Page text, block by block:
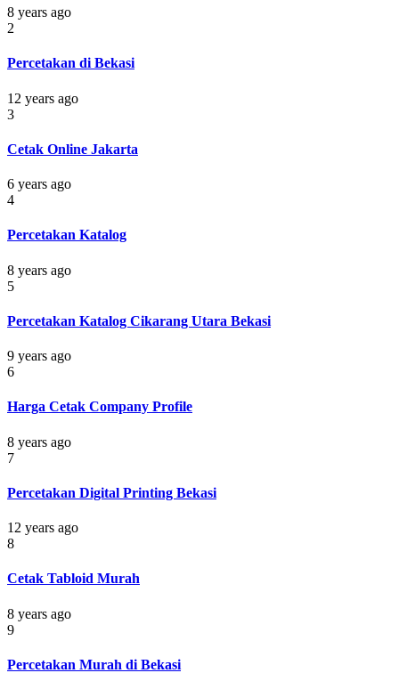
8 years ago
2
Percetakan di Bekasi
12 years ago
3
Cetak Online Jakarta
6 years ago
4
Percetakan Katalog
8 years ago
5
Percetakan Katalog Cikarang Utara Bekasi
9 years ago
6
Harga Cetak Company Profile
8 years ago
7
Percetakan Digital Printing Bekasi
12 years ago
8
Cetak Tabloid Murah
8 years ago
9
Percetakan Murah di Bekasi